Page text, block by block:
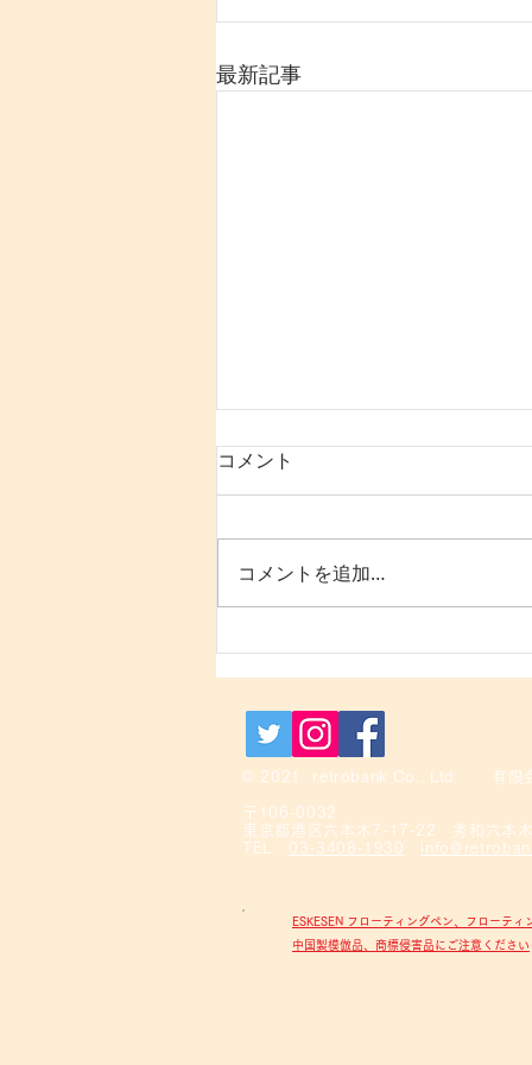
最新記事
シル
コメント
コメントを追加…
© 2021 retrobank Co., Ltd 有限会
〒106-0032
東京都港区六本木7-17-22 秀和六本
TEL : 03-3408-1930
ESKESEN フローティングペン、フローテ
中国製模倣品、商標侵害品にご注意ください